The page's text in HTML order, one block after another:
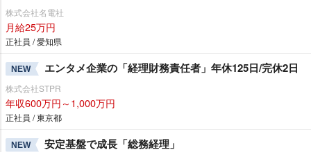
株式会社名電社
月給25万円
正社員 / 愛知県
NEW エンタメ企業の「経理財務責任者」年休125日/完休2日
株式会社STPR
年収600万円～1,000万円
正社員 / 東京都
NEW 安定基盤で成長「総務経理」